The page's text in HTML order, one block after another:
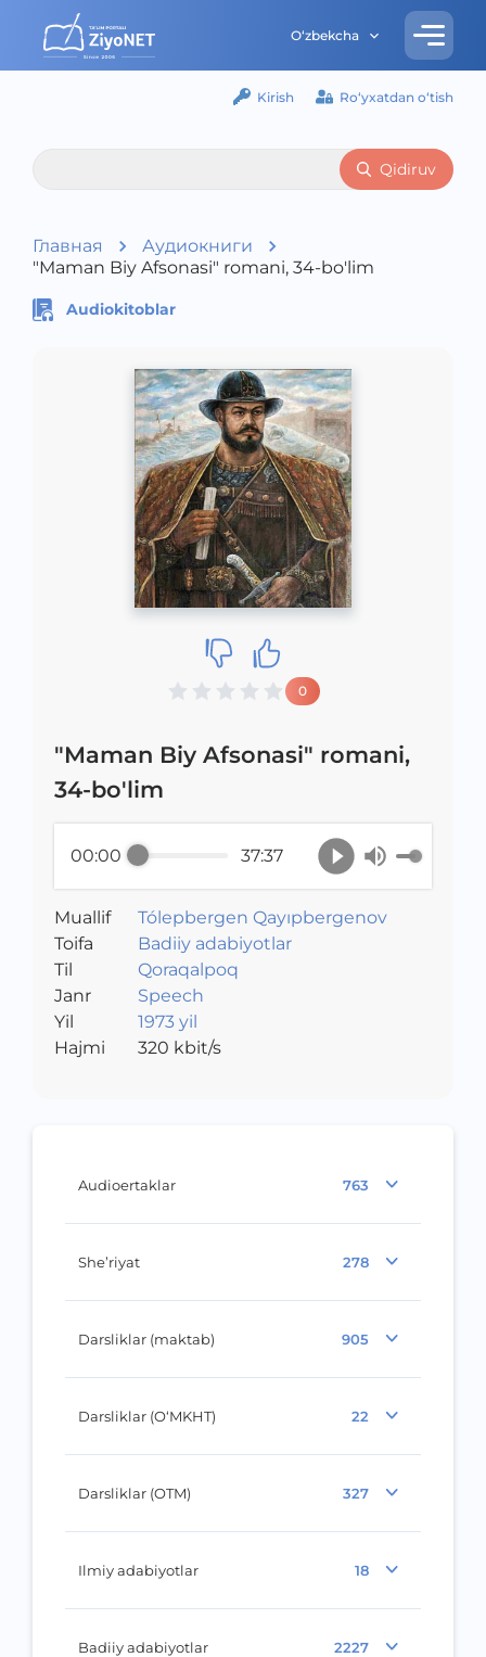
O‘zbekcha
Kirish Ro‘yxatdan o‘tish
Qidiruv
Главная
Аудиокниги
"Maman Biy Afsonasi" romani, 34-bo'lim
Audioertaklar 763
She’riyat 278
Darsliklar (maktab) 905
Darsliklar (O‘MKHT) 22
Darsliklar (OTM) 327
Ilmiy adabiyotlar 18
Badiiy adabiyotlar 2227
Audiokitoblar
0
"Maman Biy Afsonasi" romani,
34-bo'lim
00:00 37:37
Muallif
Tólepbergen Qayıpbergenov
Toifa
Badiiy adabiyotlar
Til
Qoraqalpoq
Janr
Speech
Yil
1973 yil
Hajmi
320 kbit/s